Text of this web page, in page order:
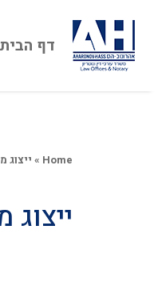
דף הבית
Home
» ייצוג